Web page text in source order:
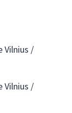
Vilnius /
Vilnius /